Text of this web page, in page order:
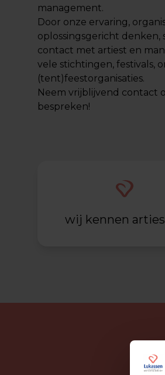
management.
Door onze ervaring,
oplossingsgericht
contact met artiest en
vele stichtingen, festivals,
(tent)feestorganisaties.
Neem vrijblijvend contact
bespreken!
wij kennen